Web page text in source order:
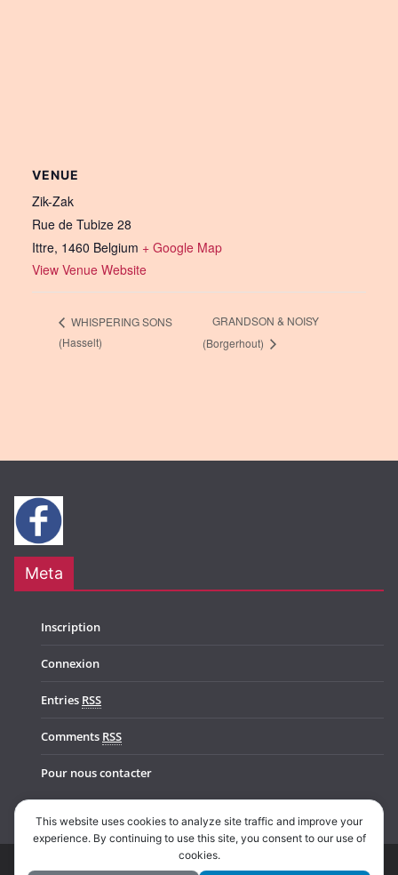
VENUE
Zik-Zak
Rue de Tubize 28
Ittre, 1460 Belgium + Google Map
View Venue Website
WHISPERING SONS
(Hasselt)
GRANDSON & NOISY
(Borgerhout)
Meta
Inscription
Connexion
Entries RSS
Comments RSS
Pour nous contacter
This website uses cookies to analyze site traffic and improve your
experience. By continuing to use this site, you consent to our use of
cookies.